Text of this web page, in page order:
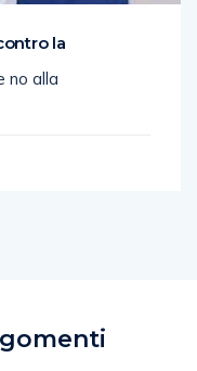
la
no alla